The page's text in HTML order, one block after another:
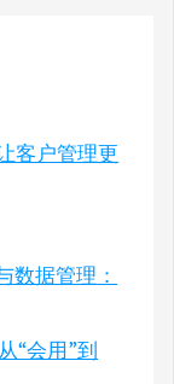
客户管理更
数据管理：
“会用”到